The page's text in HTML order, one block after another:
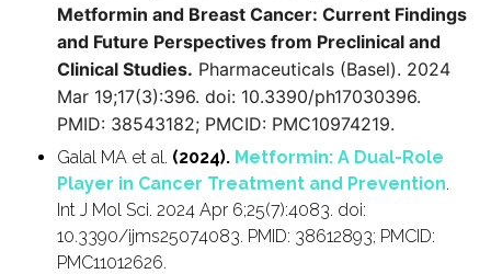
Metformin and Breast Cancer: Current Findings
and Future Perspectives from Preclinical and
Clinical Studies. Pharmaceuticals (Basel). 2024
Mar 19;17(3):396. doi: 10.3390/ph17030396.
PMID: 38543182; PMCID: PMC10974219.
Galal MA et al. (2024). Metformin: A Dual-Role
Player in Cancer Treatment and Prevention.
Int J Mol Sci. 2024 Apr 6;25(7):4083. doi:
10.3390/ijms25074083. PMID: 38612893; PMCID:
PMC11012626.